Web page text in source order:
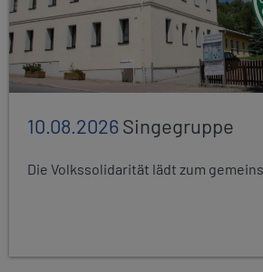
10.08.2026Singegruppe
Die Volkssolidarität lädt zum